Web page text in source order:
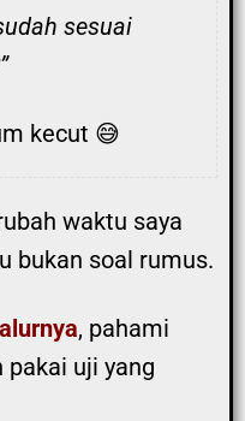
sesuai
kecut 😅
waktu saya
bukan soal rumus.
, pahami
pakai uji yang